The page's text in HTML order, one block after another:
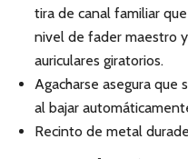
tira de canal familiar
nivel de fader maestro
auriculares giratorios.
Agacharse asegura que
al bajar
Recinto de metal